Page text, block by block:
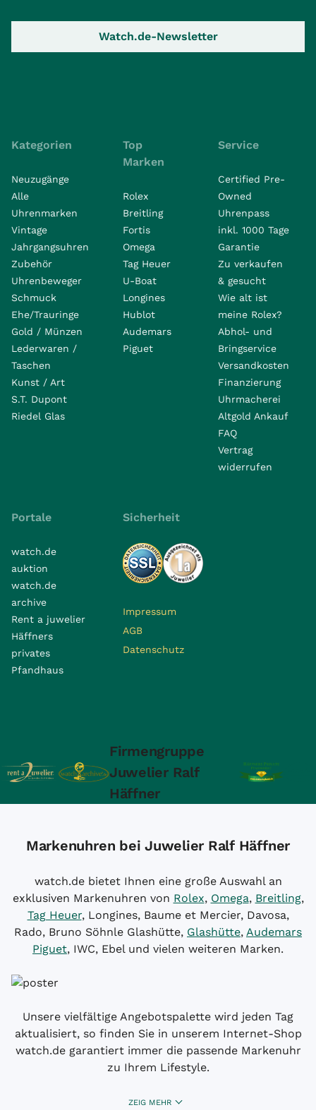
Watch.de-Newsletter
Kategorien
Neuzugänge
Alle
Uhrenmarken
Vintage
Jahrgangsuhren
Zubehör
Uhrenbeweger
Schmuck
Ehe/Trauringe
Gold / Münzen
Lederwaren /
Taschen
Kunst / Art
S.T. Dupont
Riedel Glas
Top
Marken
Rolex
Breitling
Fortis
Omega
Tag Heuer
U-Boat
Longines
Hublot
Audemars
Piguet
Service
Certified Pre-
Owned
Uhrenpass
inkl. 1000 Tage
Garantie
Zu verkaufen
& gesucht
Wie alt ist
meine Rolex?
Abhol- und
Bringservice
Versandkosten
Finanzierung
Uhrmacherei
Altgold Ankauf
FAQ
Vertrag
widerrufen
Portale
watch.de
auktion
watch.de
archive
Rent a juwelier
Häffners
privates
Pfandhaus
Sicherheit
Impressum
AGB
Datenschutz
Firmengruppe
Juwelier Ralf
Häffner
Markenuhren bei Juwelier Ralf Häffner
watch.de bietet Ihnen eine große Auswahl an
exklusiven Markenuhren von Rolex, Omega, Breitling,
Tag Heuer, Longines, Baume et Mercier, Davosa,
Rado, Bruno Söhnle Glashütte, Glashütte, Audemars
Piguet, IWC, Ebel und vielen weiteren Marken.
Unsere vielfältige Angebotspalette wird jeden Tag
aktualisiert, so finden Sie in unserem Internet-Shop
watch.de garantiert immer die passende Markenuhr
zu Ihrem Lifestyle.
ZEIG MEHR